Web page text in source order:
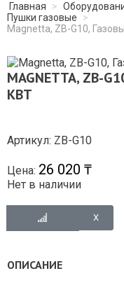
Главная >
Пушки газовые
>
Magnetta, ZB-G10,
MAGNETTA, ZB-
КВТ
Артикул: ZB-G10
Цена: 26 020 ₸
Нет в наличии
ОПИСАНИЕ